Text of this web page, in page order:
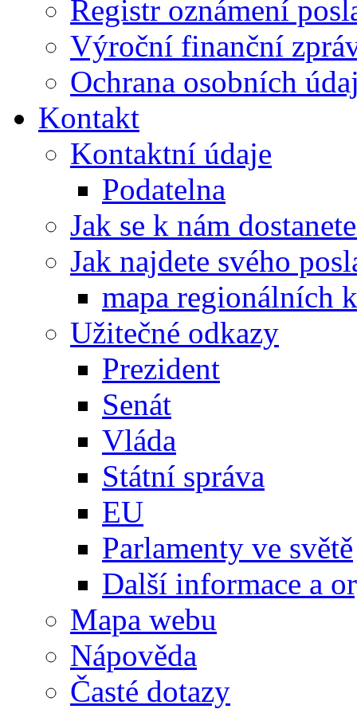
Registr oznámení
Výroční finanční
Ochrana osobních
Kontakt
Kontaktní údaje
Podatelna
Jak se k nám
Jak najdete svého
mapa regionálních
Užitečné odkazy
Prezident
Senát
Vláda
Státní správa
EU
Parlamenty ve světě
Další informace a
Mapa webu
Nápověda
Časté dotazy